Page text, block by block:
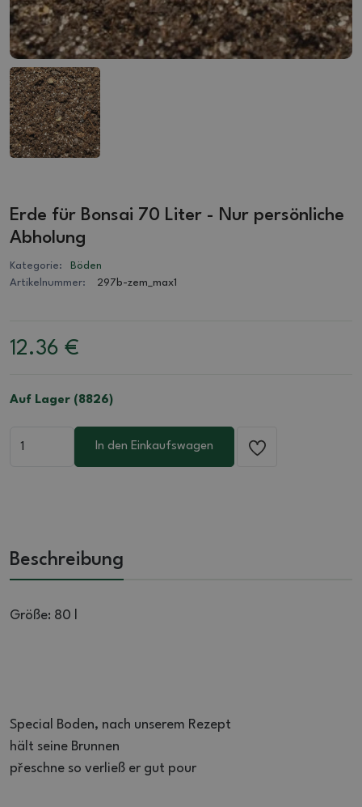
Erde für Bonsai 70 Liter - Nur persönliche
Abholung
Kategorie:
Böden
Artikelnummer:
297b-zem_max1
12.36 €
Auf Lager (8826)
In den Einkaufswagen
Beschreibung
Größe: 80 l
Special Boden, nach unserem Rezept
hält seine Brunnen
přeschne so verließ er gut pour